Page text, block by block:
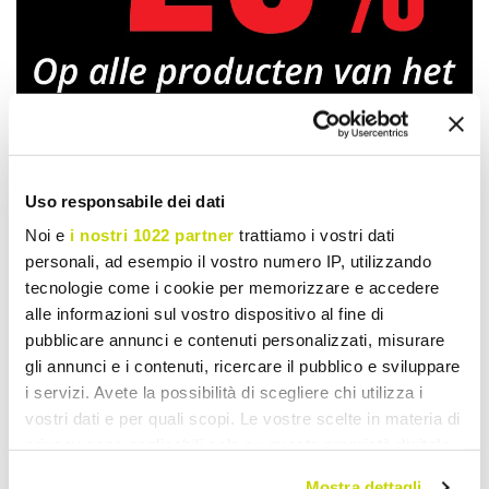
Uso responsabile dei dati
Noi e i nostri 1022 partner trattiamo i vostri dati
personali, ad esempio il vostro numero IP, utilizzando
tecnologie come i cookie per memorizzare e accedere
alle informazioni sul vostro dispositivo al fine di
pubblicare annunci e contenuti personalizzati, misurare
gli annunci e i contenuti, ricercare il pubblico e sviluppare
i servizi. Avete la possibilità di scegliere chi utilizza i
vostri dati e per quali scopi. Le vostre scelte in materia di
Beperkt aanbod. Mis het niet.